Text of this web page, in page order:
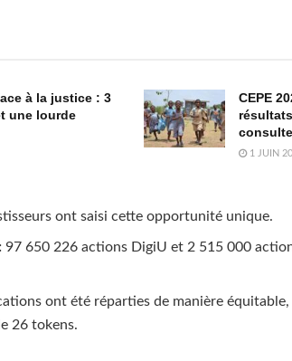
à la justice : 3
une lourde
CEPE
1 JUIN
ont saisi cette opportunité unique.
97 650 226 actions DigiU et 2 515 000
ont été réparties de manière
26 tokens.